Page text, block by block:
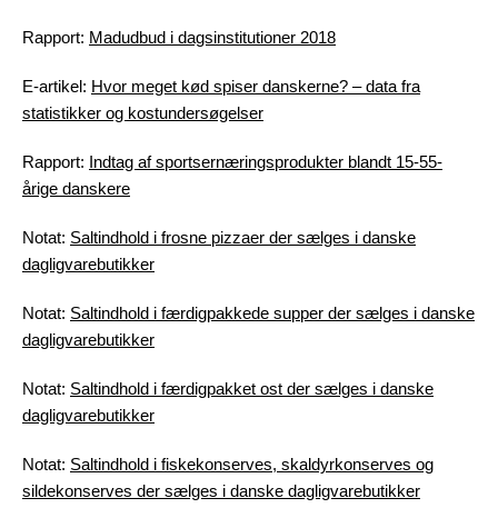
Rapport: Madudbud i dagsinstitutioner 2018
E-artikel: Hvor meget kød spiser danskerne? – data fra
statistikker og kostundersøgelser
Rapport: Indtag af sportsernæringsprodukter blandt 15-55-
årige danskere
Notat: Saltindhold i frosne pizzaer der sælges i danske
dagligvarebutikker
Notat: Saltindhold i færdigpakkede supper der sælges i danske
dagligvarebutikker
Notat: Saltindhold i færdigpakket ost der sælges i danske
dagligvarebutikker
Notat: Saltindhold i fiskekonserves, skaldyrkonserves og
sildekonserves der sælges i danske dagligvarebutikker